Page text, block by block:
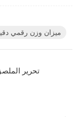
خلفية خضراء
ميزان وزن رقمي